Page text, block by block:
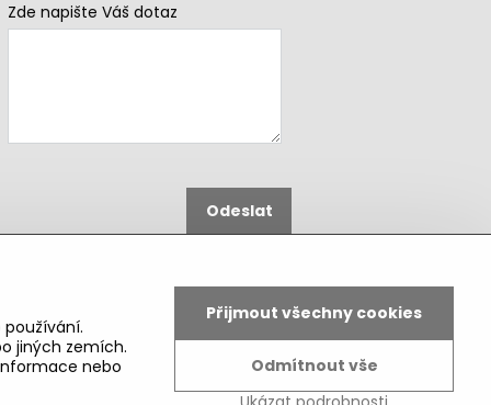
Zde napište Váš dotaz
Odeslat
jiných zemích.
nebo
Přijmout všechny cookies
Odmítnout vše